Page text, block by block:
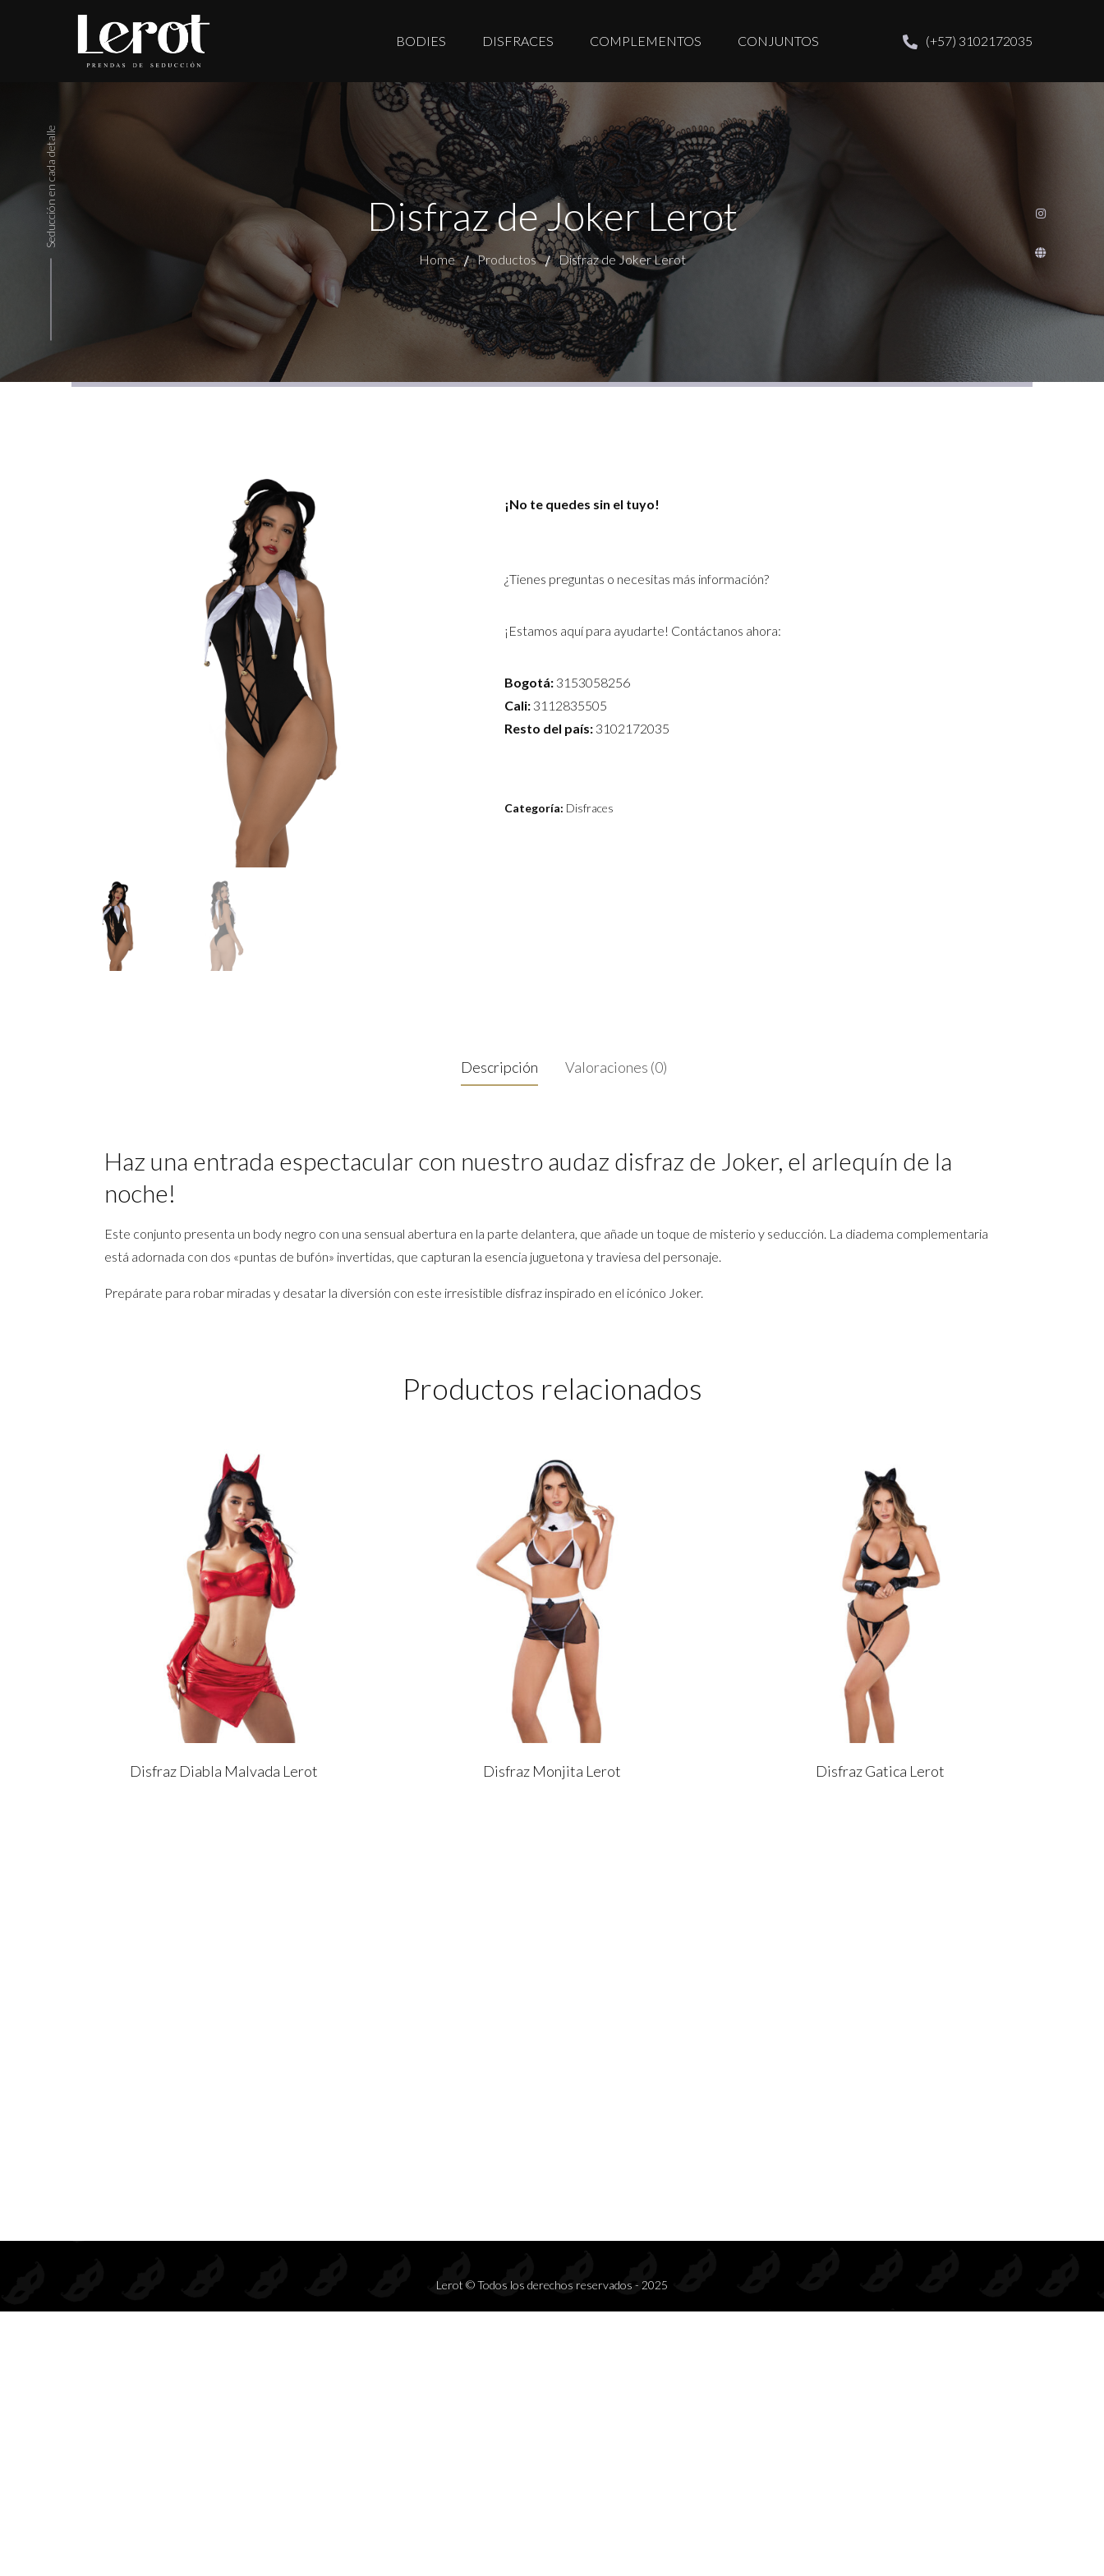
BODIES DISFRACES COMPLEMENTOS CONJUNTOS (+57) 3102172035
Disfraz de Joker Lerot
Home Productos Disfraz de Joker Lerot
Seducción en cada detalle
¡No te quedes sin el tuyo!
¿Tienes preguntas o necesitas más información?
¡Estamos aquí para ayudarte! Contáctanos ahora:
Bogotá: 3153058256
Cali: 3112835505
Resto del país: 3102172035
Categoría: Disfraces
Descripción Valoraciones (0)
Haz una entrada espectacular con nuestro audaz disfraz de Joker, el arlequín de la
noche!
Este conjunto presenta un body negro con una sensual abertura en la parte delantera, que añade un toque de misterio y seducción. La diadema complementaria
está adornada con dos «puntas de bufón» invertidas, que capturan la esencia juguetona y traviesa del personaje.
Prepárate para robar miradas y desatar la diversión con este irresistible disfraz inspirado en el icónico Joker.
Productos relacionados
Disfraz Diabla Malvada Lerot Disfraz Monjita Lerot Disfraz Gatica Lerot
Lerot © Todos los derechos reservados - 2025